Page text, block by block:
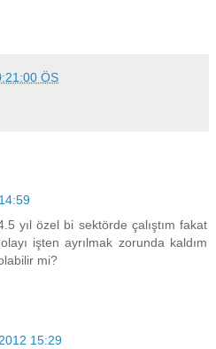
ÖS
yıl özel bi sektörde çalıştım fakat
işten ayrılmak zorunda kaldım
mi?
15:29